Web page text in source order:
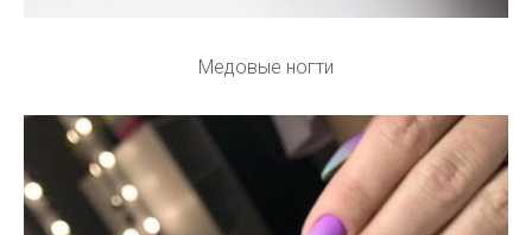
Медовые ногти